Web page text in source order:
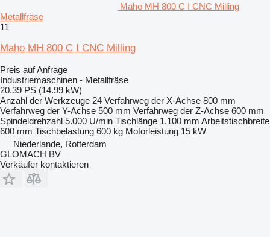
Maho MH 800 C I CNC Milling
Metallfräse
11
Maho MH 800 C I CNC Milling
Preis auf Anfrage
Industriemaschinen - Metallfräse
20.39 PS (14.99 kW)
Anzahl der Werkzeuge 24 Verfahrweg der X-Achse 800 mm
Verfahrweg der Y-Achse 500 mm Verfahrweg der Z-Achse 600 mm
Spindeldrehzahl 5.000 U/min Tischlänge 1.100 mm Arbeitstischbreite
600 mm Tischbelastung 600 kg Motorleistung 15 kW
Niederlande, Rotterdam
GLOMACH BV
Verkäufer kontaktieren